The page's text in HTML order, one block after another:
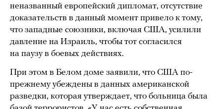
неназванный европейский дипломат, отсутствие
доказательств в данный момент привело к тому,
что западные союзники, включая США, усилили
давление на Израиль, чтобы тот согласился
на паузу в боевых действиях.
При этом в Белом доме заявили, что США по-
прежнему убеждены в данных американской
разведки, которая утверждает, что больница была